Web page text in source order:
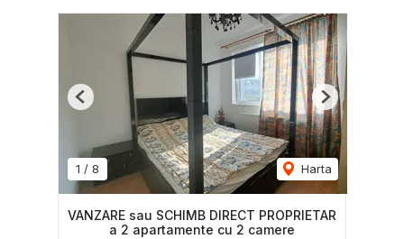
1 / 8 Harta
Previous Next
VANZARE sau SCHIMB DIRECT PROPRIETAR
a 2 apartamente cu 2 camere